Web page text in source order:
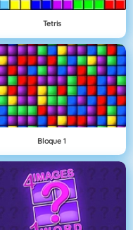
Tetris
Bloque 1